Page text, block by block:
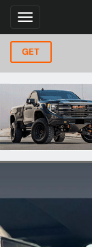
GET